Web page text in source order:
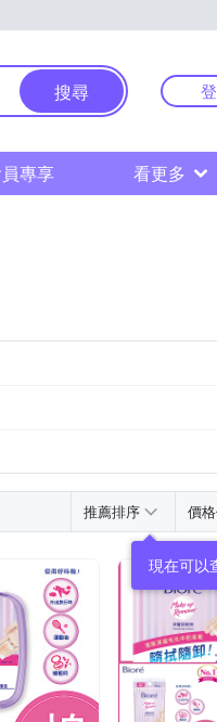
搜尋
專享 看更多
推薦排序 價
現在可以